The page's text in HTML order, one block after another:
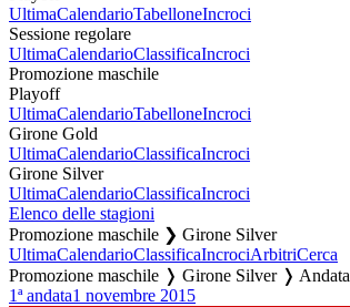
UltimaCalendarioTabelloneIncroci
Sessione regolare
UltimaCalendarioClassificaIncroci
Promozione maschile
Playoff
UltimaCalendarioTabelloneIncroci
Girone Gold
UltimaCalendarioClassificaIncroci
Girone Silver
UltimaCalendarioClassificaIncroci
Elenco delle stagioni
Promozione maschile ❯ Girone Silver
UltimaCalendarioClassificaIncrociArbitriCerca
Promozione maschile ❭ Girone Silver ❭ Andata
1ª andata1 novembre 2015